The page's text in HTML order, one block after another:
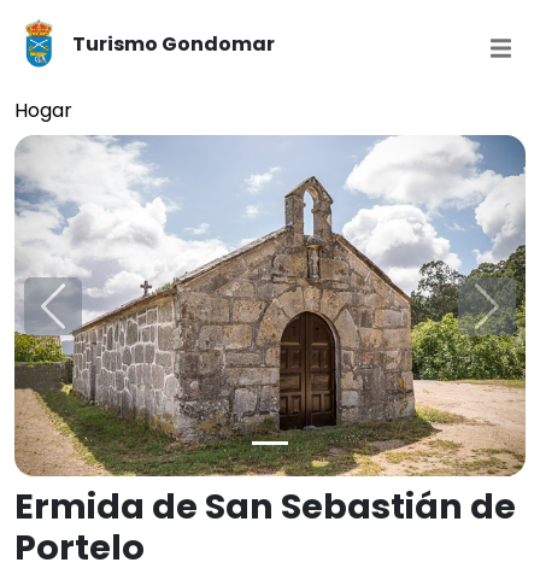
Turismo Gondomar
Hogar
Anterior
Ermida de San Sebastián de
Portelo